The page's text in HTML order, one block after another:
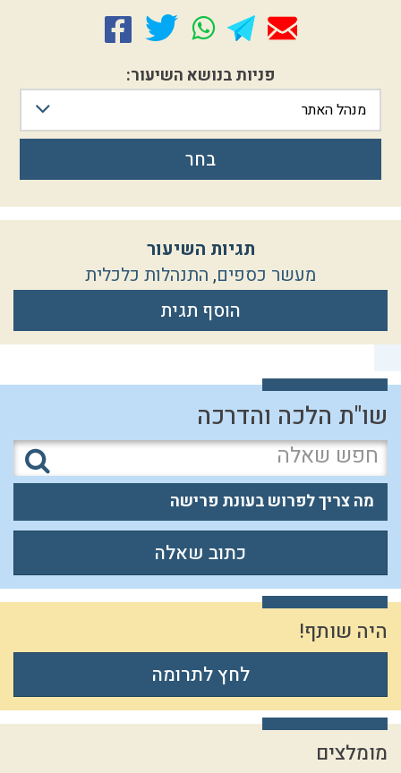
שו"ת הלכה והדרכה
מה צריך לפרוש בעונת פרישה
כתוב שאלה
היה שותף!
לחץ לתרומה
פניות בנושא השיעור:
מנהל האתר
בחר
תגיות השיעור
מעשר כספים, התנהלות כלכלית
הוסף תגית
מומלצים